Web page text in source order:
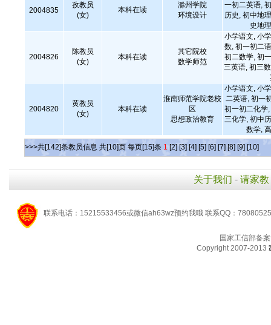
2004835
孜教员
(女)
本科在读
滁州学院
环境设计
一初二英语,
历史, 初中地
史地
2004826
陈教员
(女)
本科在读
其它院校
数学师范
小学语文, 小
数, 初一初二
初二数学, 初
三英语, 初三
2004820
黄教员
(女)
本科在读
淮南师范学院老校
区
思想政治教育
小学语文, 小
二英语, 初一
初一初二化学
三化学, 初中
数学,
>>>共[142]条教员信息 共[10]页 每页[15]条 1 [2] [3] [4] [5] [6] [7] [8] [9] [10]
关于我们 - 请家教
联系电话：15215533456或微信ah63wz预约我哦 联系QQ：
国家工信部备
Copyright 2007-2013